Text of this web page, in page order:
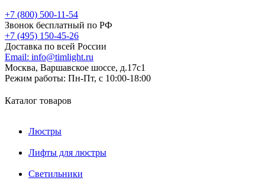
+7 (800) 500-11-54
Звонок бесплатный по РФ
+7 (495) 150-45-26
Доставка по всей России
Email: info@timlight.ru
Москва, Варшавское шоссе, д.17c1
Режим работы: Пн-Пт, с 10:00-18:00
Каталог товаров
Люстры
Лифты для люстры
Светильники